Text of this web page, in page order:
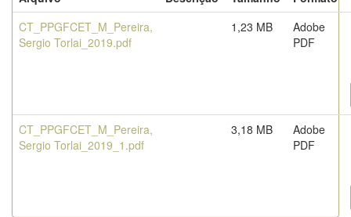
CT_PPGFCET_M_Pereira,
Sergio Torlai_2019.pdf
1,23 MB
Adobe
PDF
CT_PPGFCET_M_Pereira,
Sergio Torlai_2019_1.pdf
3,18 MB
Adobe
PDF